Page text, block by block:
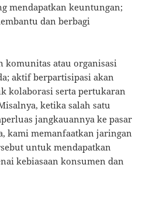
mendapatkan keuntungan;
dan berbagi
komunitas atau organisasi
aktif berpartisipasi akan
kolaborasi serta pertukaran
ketika salah satu
jangkauannya ke pasar
kami memanfaatkan jaringan
untuk mendapatkan
kebiasaan konsumen dan